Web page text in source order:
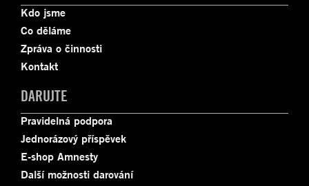
Kdo jsme
Co děláme
Zpráva o činnosti
Kontakt
DARUJTE
Pravidelná podpora
Jednorázový příspěvek
E-shop Amnesty
Další možnosti darování